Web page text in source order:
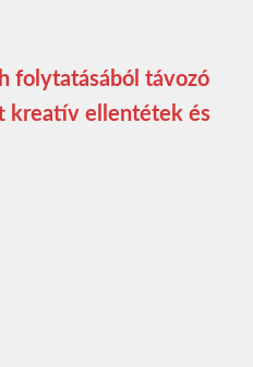
folytatásából távozó
kreatív ellentétek és